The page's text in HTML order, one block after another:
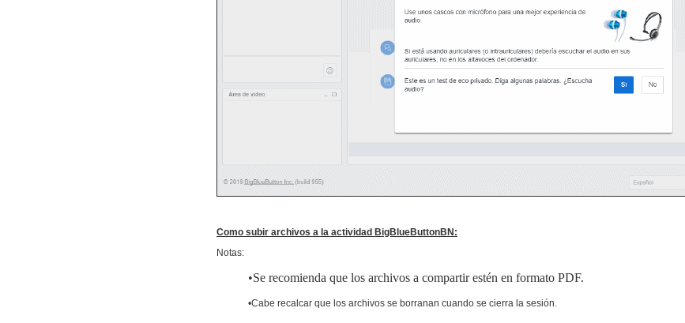
Como subir archivos a la actividad BigBlueButtonBN:
Notas:
•Se recomienda que los archivos a compartir estén en formato PDF.
•Cabe recalcar que los archivos se borranan cuando se cierra la sesión.